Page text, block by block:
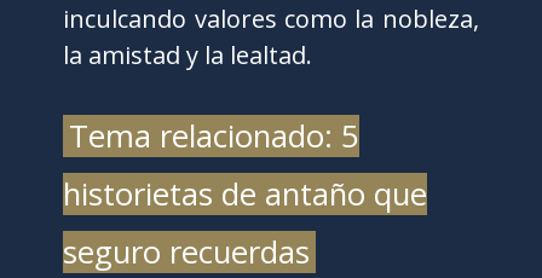
inculcando valores como la nobleza,
la amistad y la lealtad.
Tema relacionado: 5
historietas de antaño que
seguro recuerdas